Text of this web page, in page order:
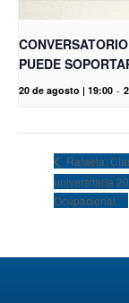
PUEDE
20 de agosto | 19:00 -
Rafaela:
universitaria
Ocupacional.